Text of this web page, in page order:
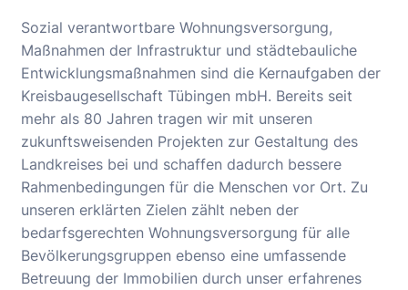
Sozial verantwortbare Wohnungsversorgung,
Maßnahmen der Infrastruktur und städtebauliche
Entwicklungsmaßnahmen sind die Kernaufgaben der
Kreisbaugesellschaft Tübingen mbH. Bereits seit
mehr als 80 Jahren tragen wir mit unseren
zukunftsweisenden Projekten zur Gestaltung des
Landkreises bei und schaffen dadurch bessere
Rahmenbedingungen für die Menschen vor Ort. Zu
unseren erklärten Zielen zählt neben der
bedarfsgerechten Wohnungsversorgung für alle
Bevölkerungsgruppen ebenso eine umfassende
Betreuung der Immobilien durch unser erfahrenes